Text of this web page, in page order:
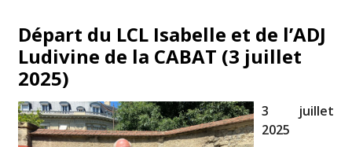
Départ du LCL Isabelle et de l’ADJ
Ludivine de la CABAT (3 juillet
2025)
3 juillet
2025